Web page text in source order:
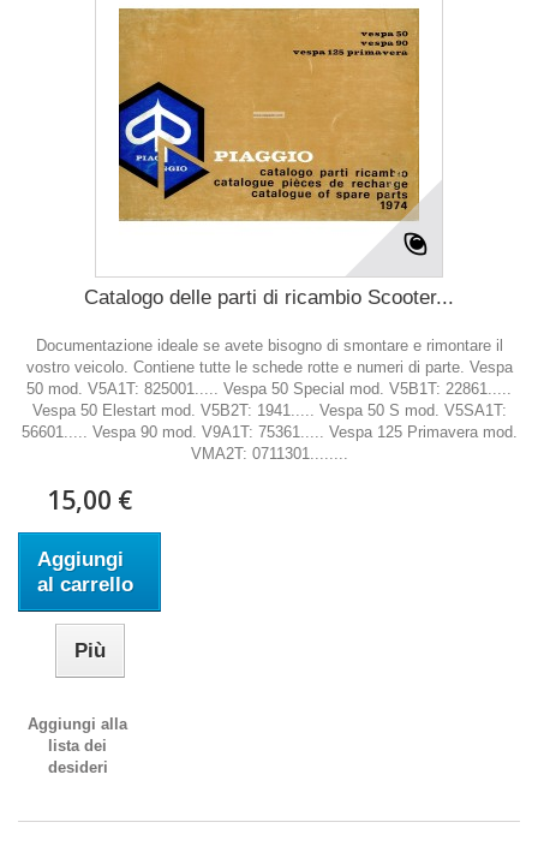
Catalogo delle parti di ricambio Scooter...
Documentazione ideale se avete bisogno di smontare e rimontare il
vostro veicolo. Contiene tutte le schede rotte e numeri di parte. Vespa
50 mod. V5A1T: 825001..... Vespa 50 Special mod. V5B1T: 22861.....
Vespa 50 Elestart mod. V5B2T: 1941..... Vespa 50 S mod. V5SA1T:
56601..... Vespa 90 mod. V9A1T: 75361..... Vespa 125 Primavera mod.
VMA2T: 0711301........
15,00 €
Aggiungi
al carrello
Più
Aggiungi alla
lista dei
desideri